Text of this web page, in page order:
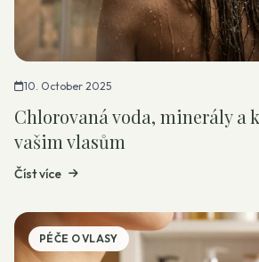
10. October 2025
Chlorovaná voda, minerály a
vašim vlasům
Číst více
PÉČE O VLASY